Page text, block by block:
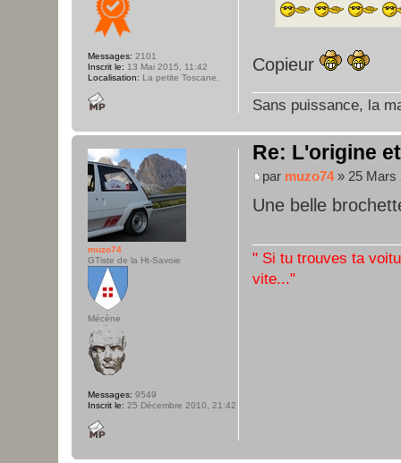
Copieur
Sans puissance, la
Messages: 2101
Inscrit le: 13 Mai 2015, 11:42
Localisation: La petite Toscane.
Re: L'origine
par muzo74» 25 Mars
Une belle
" Si tu trouves ta
vite..."
muzo74
GTiste de la Ht-Savoie
Mécène
Messages: 9549
Inscrit le: 25 Décembre 2010, 21:42